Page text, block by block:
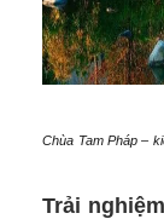
Chùa Tam Pháp –
Trải